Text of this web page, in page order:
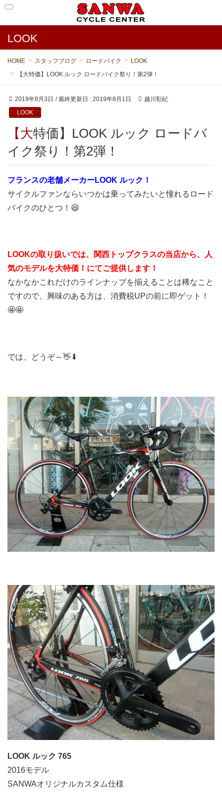
LOOK
HOME スタッフブログ ロードバイク
LOOK
【大特価】LOOK ルック ロードバイク祭り！第2弾！
2019年8月3日 / 最終更新日 : 2019年8月1日
越川彰紀
LOOK
【大特価】LOOK ルック ロードバ
イク祭り！第2弾！
フランスの老舗メーカーLOOK ルック！
サイクルファンならいつかは乗ってみたいと憧れるロード
バイクのひとつ！😆
LOOKの取り扱いでは、関西トップクラスの当店から、人
気のモデルを大特価！にてご提供します！
なかなかこれだけのラインナップを揃えることは稀なこと
ですので、興味のある方は、消費税UPの前に即ゲット！
🤩🤩
では、どうぞ～👋⬇
LOOK ルック 765
2016モデル
SANWAオリジナルカスタム仕様